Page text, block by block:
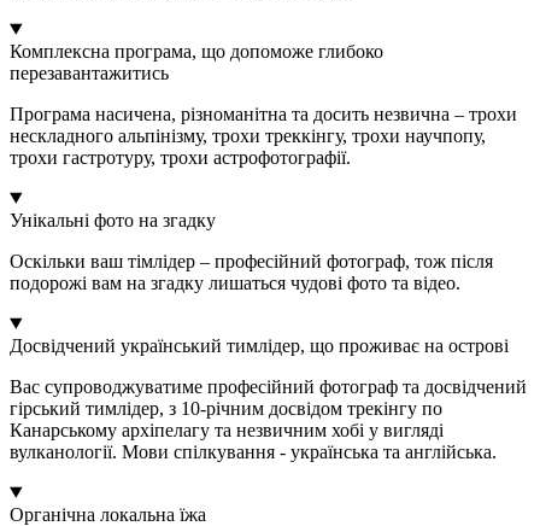
Комплексна програма, що допоможе глибоко
перезавантажитись
Програма насичена, різноманітна та досить незвична – трохи
нескладного альпінізму, трохи треккінгу, трохи научпопу,
трохи гастротуру, трохи астрофотографії.
Унікальні фото на згадку
Оскільки ваш тімлідер – професійний фотограф, тож після
подорожі вам на згадку лишаться чудові фото та відео.
Досвідчений український тимлідер, що проживає на острові
Вас супроводжуватиме професійний фотограф та досвідчений
гірський тимлідер, з 10-річним досвідом трекінгу по
Канарському архіпелагу та незвичним хобі у вигляді
вулканології. Мови спілкування - українська та англійська.
Органічна локальна їжа